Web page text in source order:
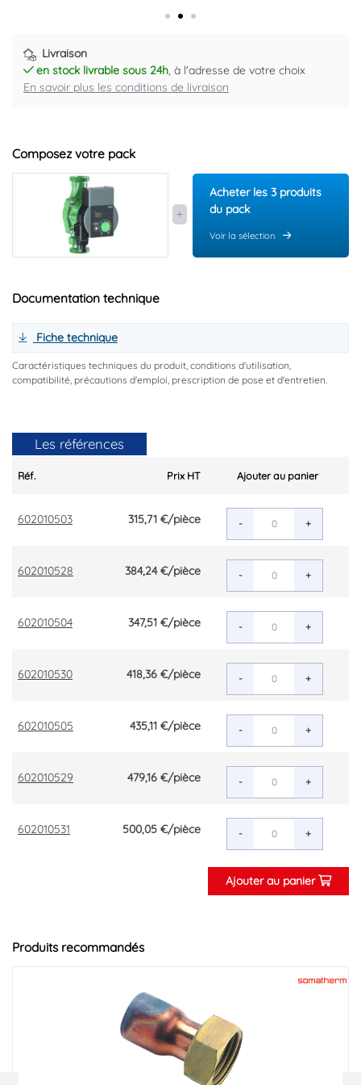
Livraison
en stock livrable sous 24h, à l'adresse de votre choix
En savoir plus les conditions de livraison
Composez votre pack
Acheter les 3 produits
du pack
Voir la sélection
Documentation technique
Fiche technique
Caractéristiques techniques du produit, conditions d'utilisation,
compatibilité, précautions d'emploi, prescription de pose et d'entretien.
Les références
Réf. Prix HT Ajouter au panier
602010503 315,71 €/pièce - +
602010528 384,24 €/pièce - +
602010504 347,51 €/pièce - +
602010530 418,36 €/pièce - +
602010505 435,11 €/pièce - +
602010529 479,16 €/pièce - +
602010531 500,05 €/pièce - +
Ajouter au panier
Produits recommandés